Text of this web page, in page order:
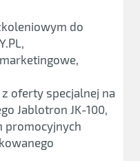
do
oferty specjalnej na
Jablotron JK-100,
promocyjnych